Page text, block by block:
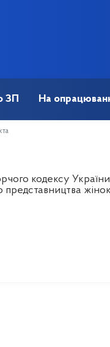
ЗП На
кодексу
жінок